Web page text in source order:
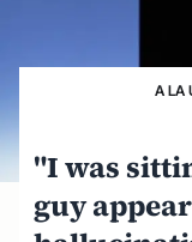
A LA
"I was
guy